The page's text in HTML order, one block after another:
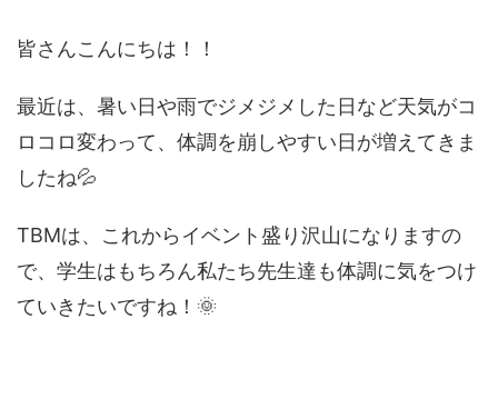
皆さんこんにちは！！
最近は、暑い日や雨でジメジメした日など天気がコ
ロコロ変わって、体調を崩しやすい日が増えてきま
したね💦
TBMは、これからイベント盛り沢山になりますの
で、学生はもちろん私たち先生達も体調に気をつけ
ていきたいですね！🌞